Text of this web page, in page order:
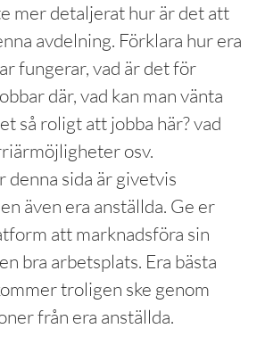
mer detaljerat hur är det att
avdelning. Förklara hur era
fungerar, vad är det för
där, vad kan man vänta
så roligt att jobba här? vad
osv.
denna sida är givetvis
även era anställda. Ge er
att marknadsföra sin
bra arbetsplats. Era bästa
troligen ske genom
från era anställda.